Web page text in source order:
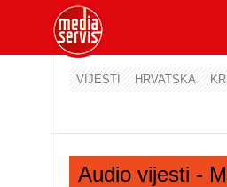
VIJESTI HRVATSKA
Audio vijesti -